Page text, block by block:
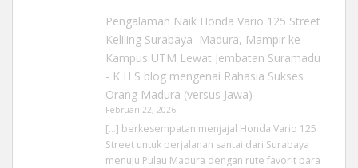
Pengalaman Naik Honda Vario 125 Street
Keliling Surabaya–Madura, Mampir ke
Kampus UTM Lewat Jembatan Suramadu
- K H S blogmengenai Rahasia Sukses
Orang Madura (versus Jawa)
Februari 22, 2026
[…] berkesempatan menjajal Honda Vario 125
Street untuk perjalanan santai dari Surabaya
menuju Pulau Madura dengan rute favorit para